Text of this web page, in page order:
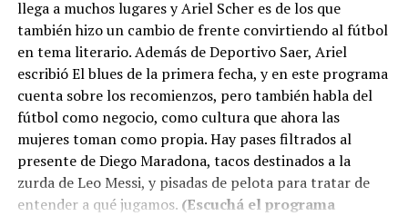
llega a muchos lugares y Ariel Scher es de los que
también hizo un cambio de frente convirtiendo al fútbol
en tema literario. Además de Deportivo Saer, Ariel
escribió El blues de la primera fecha, y en este programa
cuenta sobre los recomienzos, pero también habla del
fútbol como negocio, como cultura que ahora las
mujeres toman como propia. Hay pases filtrados al
presente de Diego Maradona, tacos destinados a la
zurda de Leo Messi, y pisadas de pelota para tratar de
entender a qué jugamos. (Escuchá el programa